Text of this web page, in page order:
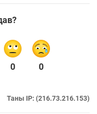
0 0
Таны IP: (216.73.216.153)